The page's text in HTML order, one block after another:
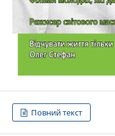
Повний текст